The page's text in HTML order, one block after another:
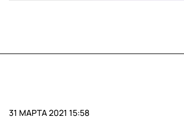
31 МАРТА 2021 15:58